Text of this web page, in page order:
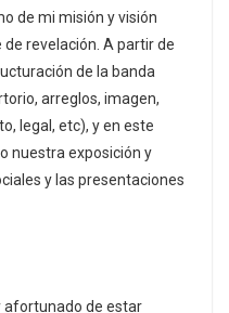
de mi misión y visión
revelación. A partir de
de la banda
arreglos, imagen,
legal, etc), y en este
nuestra exposición y
y las presentaciones
afortunado de estar